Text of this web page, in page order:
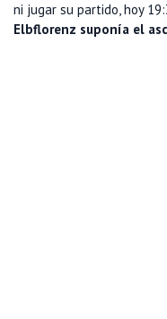
ni jugar su partido, hoy
Elbflorenz suponía el